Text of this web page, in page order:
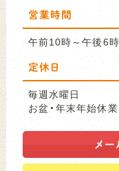
営業時間
午前10時～午後6時
定休日
毎週水曜日
お盆・年末年始休業
メー